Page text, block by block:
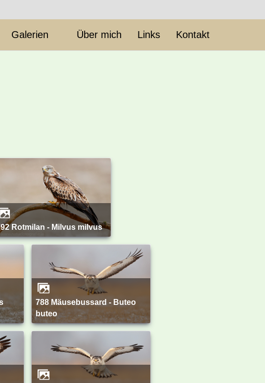
Galerien Über mich Links Kontakt
792 Rotmilan - Milvus milvus
788 Mäusebussard - Buteo
buteo